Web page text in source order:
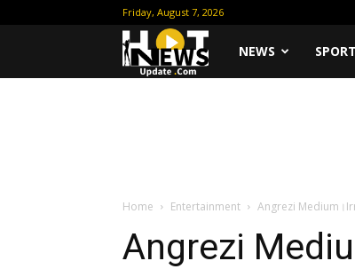
Friday, August 7, 2026
HotNEWS
Home Entertainment Angrezi
Angrezi